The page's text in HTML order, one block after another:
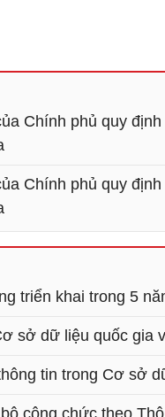
Chính phủ quy
Chính phủ quy
triển khai trong 5
sở dữ liệu quốc gia
tin trong Cơ sở
công chức theo